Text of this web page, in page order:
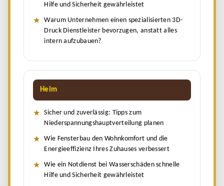
Hilfe und Sicherheit gewährleistet
Warum Unternehmen einen spezialisierten 3D-
Druck Dienstleister bevorzugen, anstatt alles
intern aufzubauen?
Heim
Sicher und zuverlässig: Tipps zum
Niederspannungshauptverteilung planen
Wie Fensterbau den Wohnkomfort und die
Energieeffizienz Ihres Zuhauses verbessert
Wie ein Notdienst bei Wasserschäden schnelle
Hilfe und Sicherheit gewährleistet